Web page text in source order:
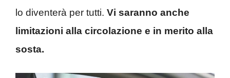
lo diventerà per tutti. Vi saranno anche
limitazioni alla circolazione e in merito alla
sosta.